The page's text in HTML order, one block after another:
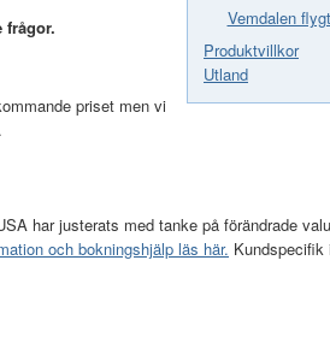
Vemdalen
Produktvillkor
Utland
frågor.
priset men vi
har justerats med tanke på förändrade
och bokningshjälp läs här. Kundspecifik